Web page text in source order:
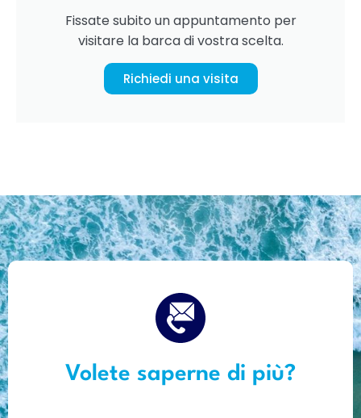
Fissate subito un appuntamento per
visitare la barca di vostra scelta.
Richiedi una visita
Volete saperne di più?